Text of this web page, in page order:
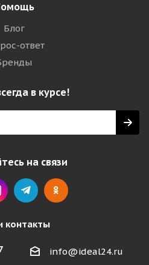
Блог
ответ
в курсе!
на связи
контакты
info@ideal24.ru